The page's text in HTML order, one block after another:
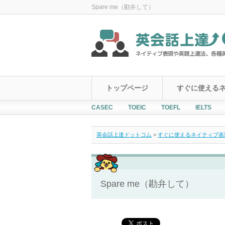
Spare me（勘弁して）
トップページ すぐに使える
CASEC TOEIC TOEFL IELTS
英会話上達ドットコム > すぐに使えるネイティブ
Spare me（勘弁して）